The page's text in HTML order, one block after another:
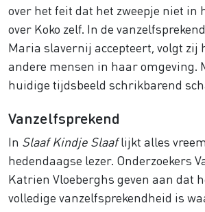
over het feit dat het zweepje niet in
over Koko zelf. In de
Maria slavernij accepteert, volgt zij
andere mensen in haar omgeving.
huidige tijdsbeeld schrikbarend
Vanzelfsprekend
In Slaaf Kindje Slaaflijkt alles
hedendaagse lezer. Onderzoekers
Katrien Vloeberghs geven aan dat
volledige vanzelfsprekendheid is